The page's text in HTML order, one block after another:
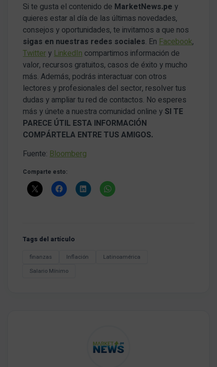
Si te gusta el contenido de MarketNews.pe y
quieres estar al día de las últimas novedades,
consejos y oportunidades, te invitamos a que nos
sigas en nuestras redes sociales. En Facebook,
Twitter y LinkedIn compartimos información de
valor, recursos gratuitos, casos de éxito y mucho
más. Además, podrás interactuar con otros
lectores y profesionales del sector, resolver tus
dudas y ampliar tu red de contactos. No esperes
más y únete a nuestra comunidad online y SI TE
PARECE ÚTIL ESTA INFORMACIÓN
COMPÁRTELA ENTRE TUS AMIGOS.
Fuente: Bloomberg
Comparte esto:
Tags del artículo
finanzas Inflación
Latinoamérica
Salario Mínimo